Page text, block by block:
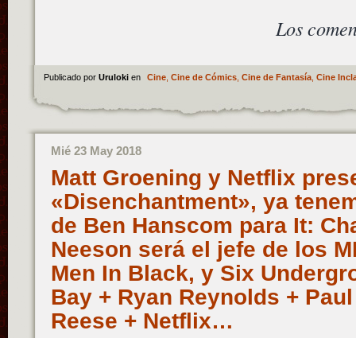
Los
Publicado por Uruloki en Cine, Cine de Cómics, Cine de Fantasía, Cine
Mié 23 May 2018
Matt Groening y Netflix
«Disenchantment», ya
de Ben Hanscom para It:
Neeson será el jefe de los
Men In Black, y Six
Bay + Ryan Reynolds +
Reese + Netflix…